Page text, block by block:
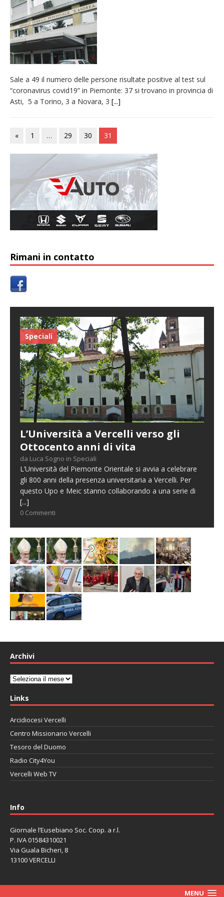
incendio di sterpaglie a Caresanablot
Asl Vc: arrivano i nuovi totem multifunzionali
per i pagamenti delle prestazioni
Tanti fedeli in duomo per S. Eusebio. Mons.
Baturi: «Quel legame profondo tra le Chiese
di Vercelli e Cagliari»
Dieci anni fa l’ingresso a Vercelli
dell’arcivescovo mons. Marco Arnolfo
Sale a 49 il numero delle persone risultate positive al test sul
“coronavirus covid19” in Piemonte: 37 si trovano in provincia di
Asti, 5 a Torino, 3 a Novara, 3 [...]
« 1 … 29 30 31
Rimani in contatto
Speciali
L’Università a Vercelli verso gli
Ottocento anni di vita
da Luca Sogno in Speciali
L’Università del Piemonte Orientale si avvia a celebrare
gli 800 anni della presenza universitaria a Vercelli. Per
questo Upo e Meic stanno collaborando a una serie di
[...]
0 Commenti
Archivi
Archivi
Links
Arcidiocesi Vercelli
Centro Missionario Vercelli
Tesoro del Duomo
Radio City4You
Vercelli Web TV
Info
Giornale l’Eusebiano Soc. Coop. a r.l.
P. IVA 01584310021
Via Guala Bicheri, 8
13100 VERCELLI
MENU